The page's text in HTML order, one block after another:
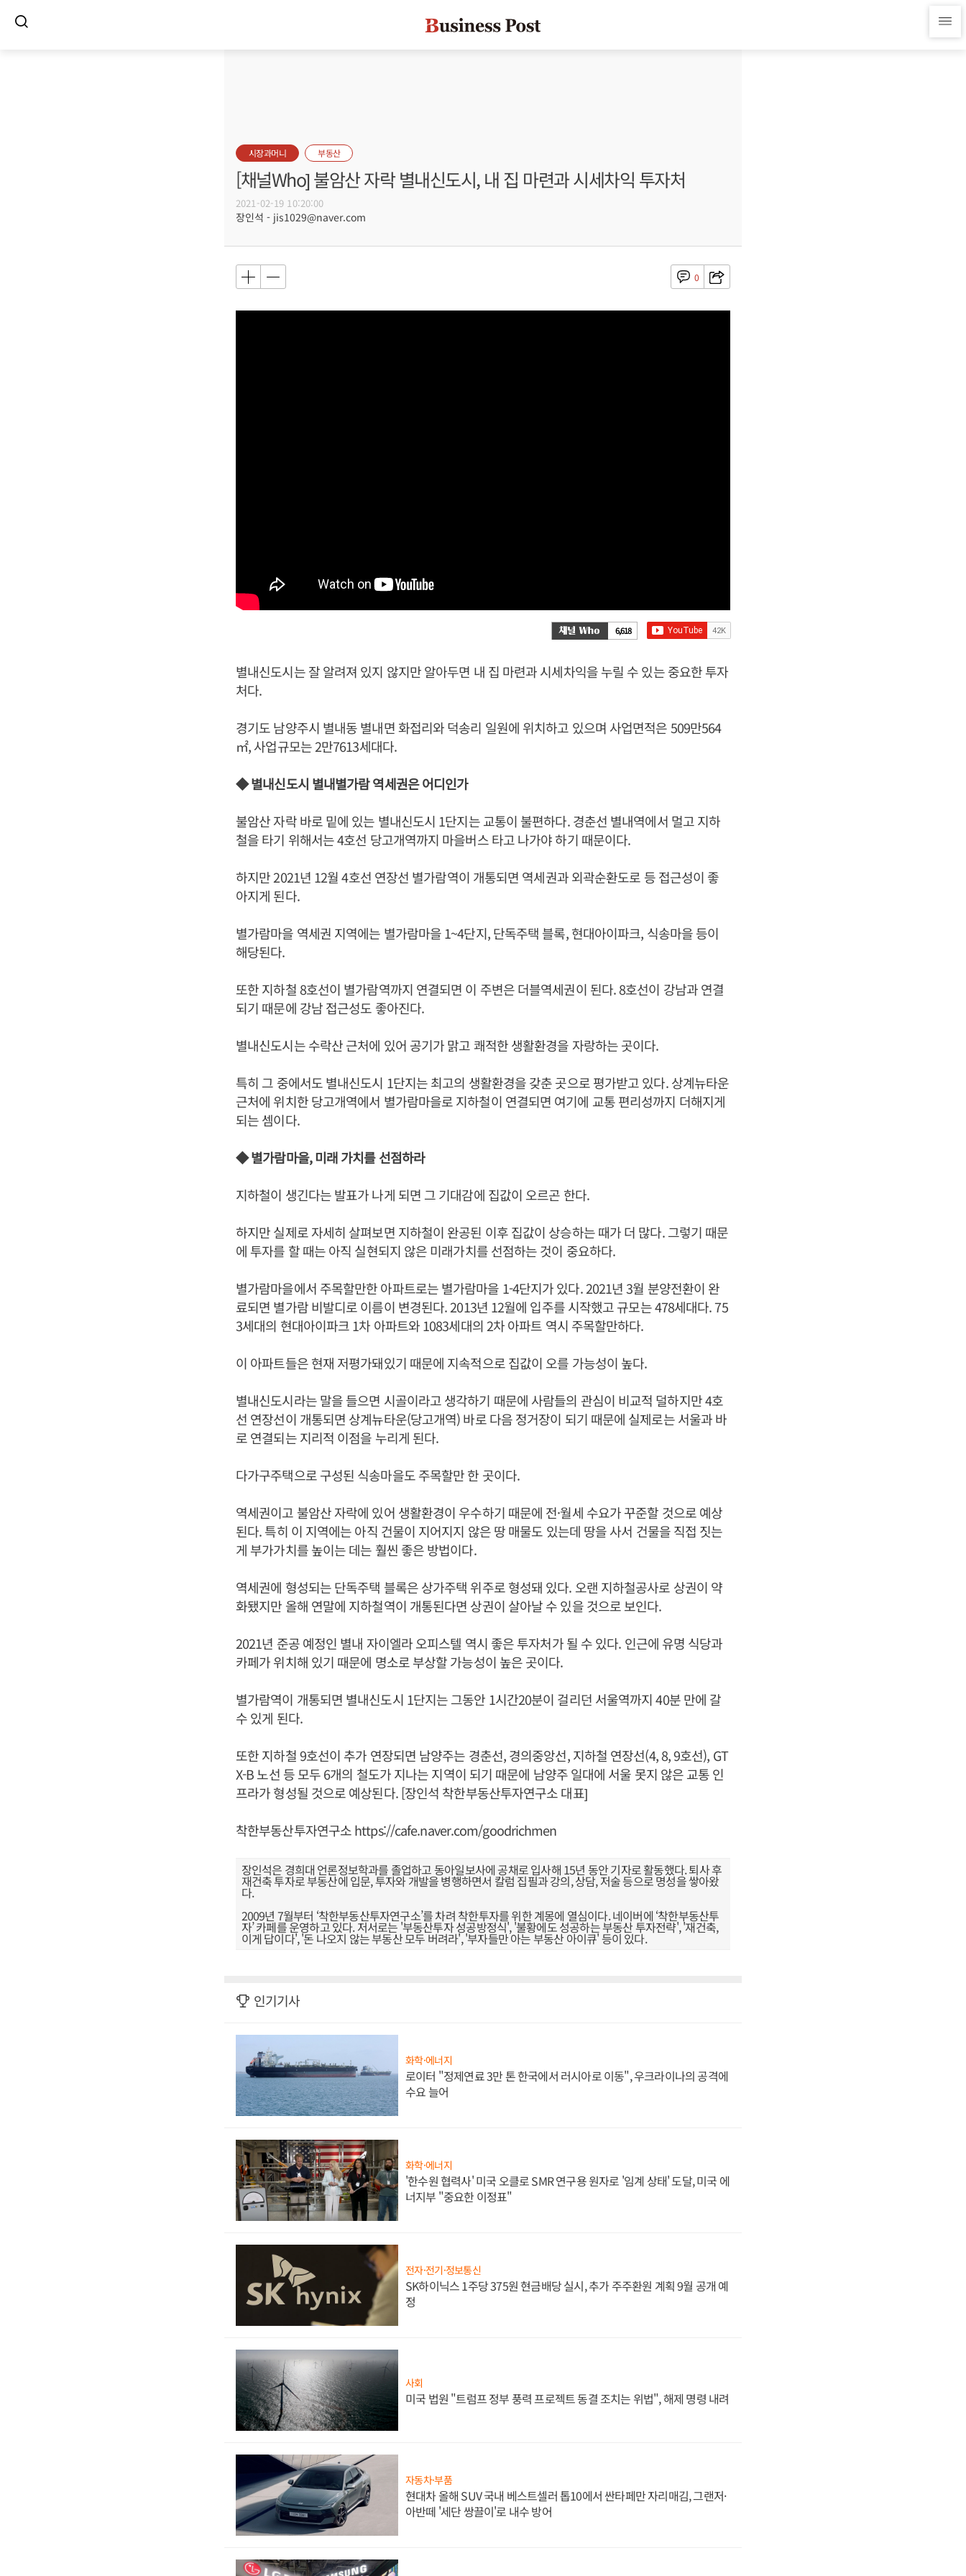
시장과머니 부동산
[채널Who] 불암산 자락 별내신도시, 내 집 마련과 시세차익 투자처
2021-02-19 10:20:00
장인석 - jis1029@naver.com
0
6,618
별내신도시는 잘 알려져 있지 않지만 알아두면 내 집 마련과 시세차익을 누릴 수 있는 중요한 투자
처다.
경기도 남양주시 별내동 별내면 화접리와 덕송리 일원에 위치하고 있으며 사업면적은 509만564
㎡, 사업규모는 2만7613세대다.
◆ 별내신도시 별내별가람 역세권은 어디인가
불암산 자락 바로 밑에 있는 별내신도시 1단지는 교통이 불편하다. 경춘선 별내역에서 멀고 지하
철을 타기 위해서는 4호선 당고개역까지 마을버스 타고 나가야 하기 때문이다.
하지만 2021년 12월 4호선 연장선 별가람역이 개통되면 역세권과 외곽순환도로 등 접근성이 좋
아지게 된다.
별가람마을 역세권 지역에는 별가람마을 1~4단지, 단독주택 블록, 현대아이파크, 식송마을 등이
해당된다.
또한 지하철 8호선이 별가람역까지 연결되면 이 주변은 더블역세권이 된다. 8호선이 강남과 연결
되기 때문에 강남 접근성도 좋아진다.
별내신도시는 수락산 근처에 있어 공기가 맑고 쾌적한 생활환경을 자랑하는 곳이다.
특히 그 중에서도 별내신도시 1단지는 최고의 생활환경을 갖춘 곳으로 평가받고 있다. 상계뉴타운
근처에 위치한 당고개역에서 별가람마을로 지하철이 연결되면 여기에 교통 편리성까지 더해지게
되는 셈이다.
◆ 별가람마을, 미래 가치를 선점하라
지하철이 생긴다는 발표가 나게 되면 그 기대감에 집값이 오르곤 한다.
하지만 실제로 자세히 살펴보면 지하철이 완공된 이후 집값이 상승하는 때가 더 많다. 그렇기 때문
에 투자를 할 때는 아직 실현되지 않은 미래가치를 선점하는 것이 중요하다.
별가람마을에서 주목할만한 아파트로는 별가람마을 1-4단지가 있다. 2021년 3월 분양전환이 완
료되면 별가람 비발디로 이름이 변경된다. 2013년 12월에 입주를 시작했고 규모는 478세대다. 75
3세대의 현대아이파크 1차 아파트와 1083세대의 2차 아파트 역시 주목할만하다.
이 아파트들은 현재 저평가돼있기 때문에 지속적으로 집값이 오를 가능성이 높다.
별내신도시라는 말을 들으면 시골이라고 생각하기 때문에 사람들의 관심이 비교적 덜하지만 4호
선 연장선이 개통되면 상계뉴타운(당고개역) 바로 다음 정거장이 되기 때문에 실제로는 서울과 바
로 연결되는 지리적 이점을 누리게 된다.
다가구주택으로 구성된 식송마을도 주목할만 한 곳이다.
역세권이고 불암산 자락에 있어 생활환경이 우수하기 때문에 전·월세 수요가 꾸준할 것으로 예상
된다. 특히 이 지역에는 아직 건물이 지어지지 않은 땅 매물도 있는데 땅을 사서 건물을 직접 짓는
게 부가가치를 높이는 데는 훨씬 좋은 방법이다.
역세권에 형성되는 단독주택 블록은 상가주택 위주로 형성돼 있다. 오랜 지하철공사로 상권이 약
화됐지만 올해 연말에 지하철역이 개통된다면 상권이 살아날 수 있을 것으로 보인다.
2021년 준공 예정인 별내 자이엘라 오피스텔 역시 좋은 투자처가 될 수 있다. 인근에 유명 식당과
카페가 위치해 있기 때문에 명소로 부상할 가능성이 높은 곳이다.
별가람역이 개통되면 별내신도시 1단지는 그동안 1시간20분이 걸리던 서울역까지 40분 만에 갈
수 있게 된다.
또한 지하철 9호선이 추가 연장되면 남양주는 경춘선, 경의중앙선, 지하철 연장선(4, 8, 9호선), GT
X-B 노선 등 모두 6개의 철도가 지나는 지역이 되기 때문에 남양주 일대에 서울 못지 않은 교통 인
프라가 형성될 것으로 예상된다. [장인석 착한부동산투자연구소 대표]
착한부동산투자연구소https://cafe.naver.com/goodrichmen
장인석은 경희대 언론정보학과를 졸업하고 동아일보사에 공채로 입사해 15년 동안 기자로 활동했다. 퇴사 후
재건축 투자로 부동산에 입문, 투자와 개발을 병행하면서 칼럼 집필과 강의, 상담, 저술 등으로 명성을 쌓아왔
다.
2009년 7월부터 ‘착한부동산투자연구소’를 차려 착한투자를 위한 계몽에 열심이다. 네이버에 ‘착한부동산투
자’ 카페를 운영하고 있다. 저서로는 '부동산투자 성공방정식', '불황에도 성공하는 부동산 투자전략', '재건축,
이게 답이다', '돈 나오지 않는 부동산 모두 버려라', '부자들만 아는 부동산 아이큐' 등이 있다.
인기기사
화학·에너지
로이터 "정제연료 3만 톤 한국에서 러시아로 이동", 우크라이나의 공격에
수요 늘어
화학·에너지
'한수원 협력사' 미국 오클로 SMR 연구용 원자로 '임계 상태' 도달, 미국 에
너지부 "중요한 이정표"
전자·전기·정보통신
SK하이닉스 1주당 375원 현금배당 실시, 추가 주주환원 계획 9월 공개 예
정
사회
미국 법원 "트럼프 정부 풍력 프로젝트 동결 조치는 위법", 해제 명령 내려
자동차·부품
현대차 올해 SUV 국내 베스트셀러 톱10에서 싼타페만 자리매김, 그랜저·
아반떼 '세단 쌍끌이'로 내수 방어